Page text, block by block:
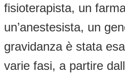
fisioterapista, un
un’anestesista, un
gravidanza è stata
varie fasi, a partire